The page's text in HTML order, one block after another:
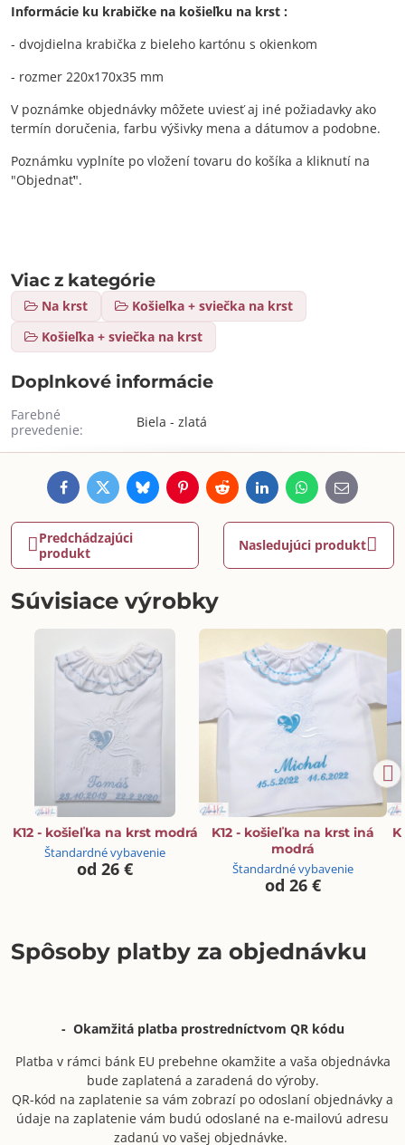
Informácie ku krabičke na košieľku na krst :
- dvojdielna krabička z bieleho kartónu s okienkom
- rozmer 220x170x35 mm
V poznámke objednávky môžete uviesť aj iné požiadavky ako
termín doručenia, farbu výšivky mena a dátumov a podobne.
Poznámku vyplníte po vložení tovaru do košíka a kliknutí na
"Objednať".
Viac z kategórie
Na krst
Košieľka + sviečka na krst
Košieľka + sviečka na krst
Doplnkové informácie
Farebné
prevedenie:
Biela - zlatá
FacebookTwitterBlueskyPinterestRedditLinkedInWhatsApp
E-
mail
Predchádzajúci
produkt
Nasledujúci produkt
Súvisiace výrobky
K12 - košieľka na krst modrá
Štandardné vybavenie
od 26 €
K12 - košieľka na krst iná
modrá
Štandardné vybavenie
od 26 €
Spôsoby platby za objednávku
- Okamžitá platba prostredníctvom QR kódu
Platba v rámci bánk EU prebehne okamžite a vaša objednávka
bude zaplatená a zaradená do výroby.
QR-kód na zaplatenie sa vám zobrazí po odoslaní objednávky a
údaje na zaplatenie vám budú odoslané na e-mailovú adresu
zadanú vo vašej objednávke.